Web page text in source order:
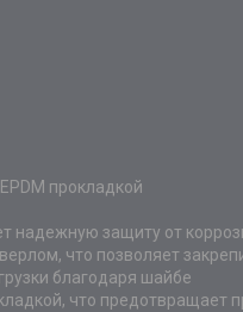
прокладкой
надежную защиту от
что позволяет
благодаря шайбе
что предотвращает